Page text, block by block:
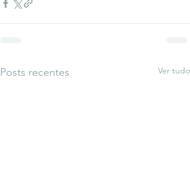
Posts recentes Ver tudo